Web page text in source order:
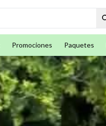
Promociones Paquetes